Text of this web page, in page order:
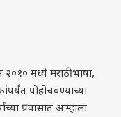
मध्ये मराठी भाषा,
पोहोचवण्याच्या
प्रवासात आम्हाला